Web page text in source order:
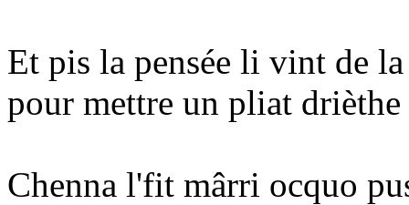
Et pis la pensée li vint de
pour mettre un pliat drièthe
Chenna l'fit mârri ocquo